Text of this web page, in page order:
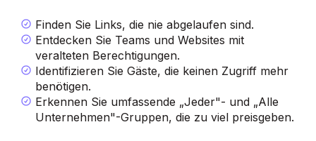
Finden Sie Links, die nie abgelaufen sind.
Entdecken Sie Teams und Websites mit
veralteten Berechtigungen.
Identifizieren Sie Gäste, die keinen Zugriff mehr
benötigen.
Erkennen Sie umfassende „Jeder"- und „Alle
Unternehmen"-Gruppen, die zu viel preisgeben.